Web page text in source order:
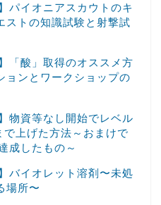
パイオニアスカウトのキ
ストの知識試験と射撃試
「酸」取得のオススメ方
ョンとワークショップの
物資等なし開始でレベル
で上げた方法～おまけで
成したもの～
バイオレット溶剤〜未処
場所〜